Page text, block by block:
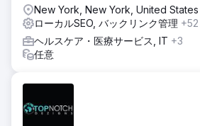
New York, New York, United States
ローカルSEO, バックリンク管理 +52
ヘルスケア・医療サービス, IT +3
任意